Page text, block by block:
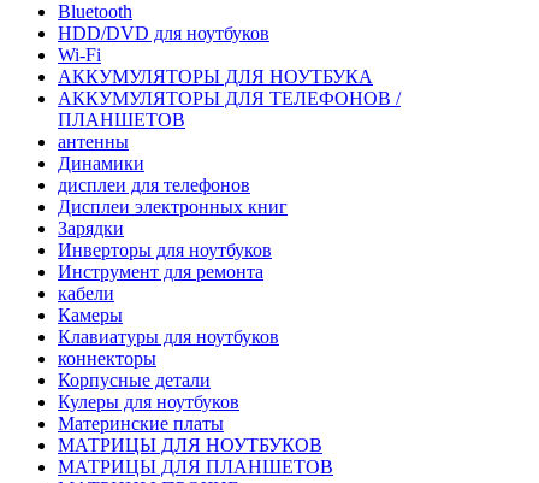
Bluetooth
HDD/DVD для ноутбуков
Wi-Fi
АККУМУЛЯТОРЫ ДЛЯ НОУТБУКА
АККУМУЛЯТОРЫ ДЛЯ ТЕЛЕФОНОВ /
ПЛАНШЕТОВ
антенны
Динамики
дисплеи для телефонов
Дисплеи электронных книг
Зарядки
Инверторы для ноутбуков
Инструмент для ремонта
кабели
Камеры
Клавиатуры для ноутбуков
коннекторы
Корпусные детали
Кулеры для ноутбуков
Материнские платы
МАТРИЦЫ ДЛЯ НОУТБУКОВ
МАТРИЦЫ ДЛЯ ПЛАНШЕТОВ